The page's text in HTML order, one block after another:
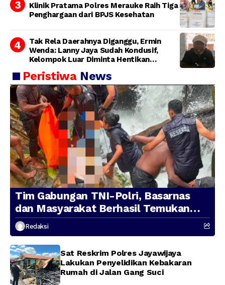
Klinik Pratama Polres Merauke Raih Tiga
Penghargaan dari BPJS Kesehatan
Tak Rela Daerahnya Diganggu, Ermin
Wenda: Lanny Jaya Sudah Kondusif,
Kelompok Luar Diminta Hentikan
Peristiwa News
Tim Gabungan TNI-Polri, Basarnas
dan Masyarakat Berhasil Temukan
Presenter TVRI Papua Barat yang
Hilang di Sungai Memti
Redaksi
Sat Reskrim Polres Jayawijaya
Lakukan Penyelidikan Kebakaran
Rumah di Jalan Gang Suci